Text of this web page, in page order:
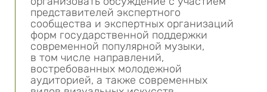
представителей экспертного
сообщества и экспертных организаций
форм государственной поддержки
современной популярной музыки,
в том числе направлений,
востребованных молодежной
аудиторией, а также современных